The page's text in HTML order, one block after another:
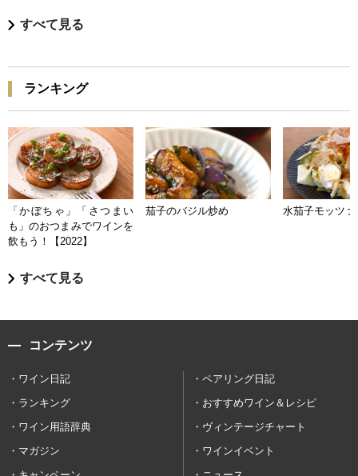
すべて見る
ランキング
「かぼちゃ」「さつまい
も」のおつまみでワインを
飲もう！【2022】
茄子のバジル炒め 水茄子モッツァ
すべて見る
コンテンツ
ワイン日記
ペアリング日記
ランキング
おすすめワイン＆レシピ
ワイン用語辞典
ヴィンテージチャート
マガジン
ワインイベント